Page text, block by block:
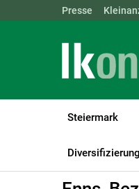
Presse
Steiermark
Diversifizierung
LK Steiermark